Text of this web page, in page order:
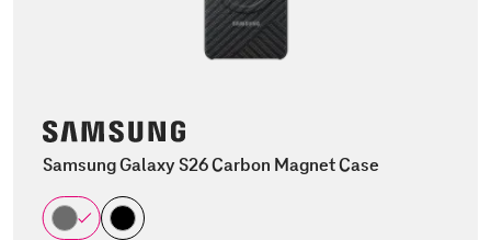
Samsung Galaxy S26 Carbon Magnet Case